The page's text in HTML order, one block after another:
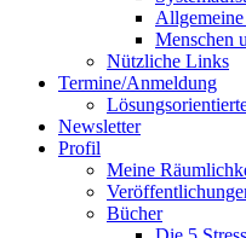
Menschen
Nützliche Links
Termine/Anmeldung
Newsletter
Profil
Meine
Bücher